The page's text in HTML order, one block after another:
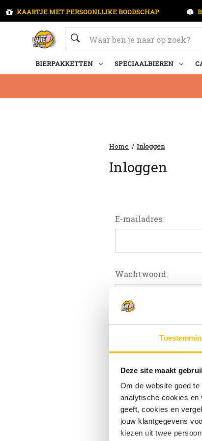
Deze site maakt
Om de website goed
analytische cookies en
geeft, cookies en
jouw klantgegevens
kiezen uit twee
KAARTJE MET PERSOONLIJKE BOODSCHAP
Zoeken
BIERPAKKETTEN SPECIAALBIEREN
Home Inloggen
Inloggen
E-mailadres:
Wachtwoord: